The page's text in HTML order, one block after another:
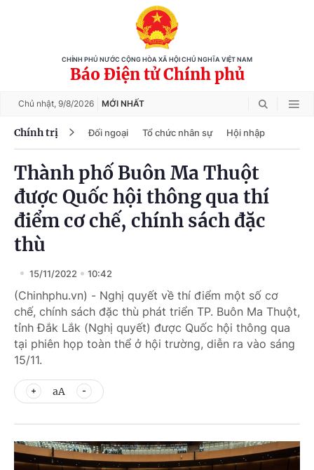
CHÍNH PHỦ NƯỚC CỘNG HÒA XÃ HỘI CHỦ NGHĨA VIỆT NAM
Báo Điện tử Chính phủ
Chủ nhật, 9/8/2026 MỚI NHẤT
Chính trị Đối ngoại Tổ chức nhân sự Hội nhập
Thành phố Buôn Ma Thuột
được Quốc hội thông qua thí
điểm cơ chế, chính sách đặc
thù
15/11/2022 10:42
(Chinhphu.vn) - Nghị quyết về thí điểm một số cơ
chế, chính sách đặc thù phát triển TP. Buôn Ma Thuột,
tỉnh Đắk Lắk (Nghị quyết) được Quốc hội thông qua
tại phiên họp toàn thể ở hội trường, diễn ra vào sáng
15/11.
aA